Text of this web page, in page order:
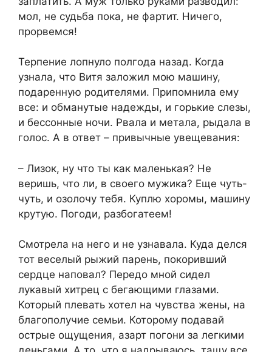
мол, не судьба пока, не фартит. Ничего,
прорвемся!
Терпение лопнуло полгода назад. Когда
узнала, что Витя заложил мою машину,
подаренную родителями. Припомнила ему
все: и обманутые надежды, и горькие слезы,
и бессонные ночи. Рвала и метала, рыдала в
голос. А в ответ – привычные увещевания:
– Лизок, ну что ты как маленькая? Не
веришь, что ли, в своего мужика? Еще чуть-
чуть, и озолочу тебя. Куплю хоромы, машину
крутую. Погоди, разбогатеем!
Смотрела на него и не узнавала. Куда делся
тот веселый рыжий парень, покоривший
сердце наповал? Передо мной сидел
лукавый хитрец с бегающими глазами.
Который плевать хотел на чувства жены, на
благополучие семьи. Которому подавай
острые ощущения, азарт погони за легкими